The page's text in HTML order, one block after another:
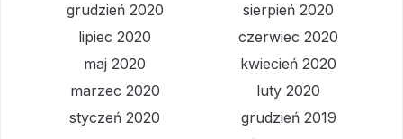
grudzień 2020
sierpień 2020
lipiec 2020
czerwiec 2020
maj 2020
kwiecień 2020
marzec 2020
luty 2020
styczeń 2020
grudzień 2019